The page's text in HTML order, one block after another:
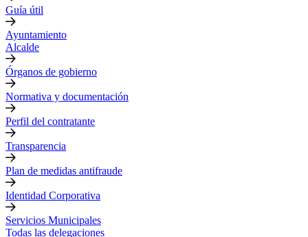
Guía útil
Ayuntamiento
Alcalde
Órganos de gobierno
Normativa y documentación
Perfil del contratante
Transparencia
Plan de medidas antifraude
Identidad Corporativa
Servicios Municipales
Todas las delegaciones